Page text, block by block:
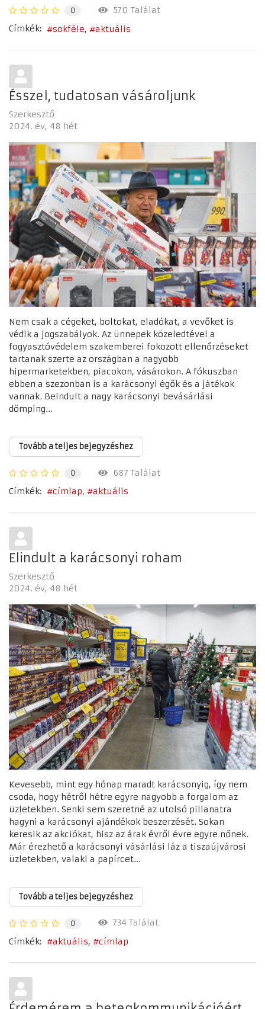
0
570 Találat
Címkék:
sokféle aktuális
Ésszel, tudatosan vásároljunk
Szerkesztő
2024. év 48 hét
Nem csak a cégeket, boltokat, eladókat, a vevőket is
védik a jogszabályok. Az ünnepek közeledtével a
fogyasztóvédelem szakemberei fokozott ellenőrzéseket
tartanak szerte az országban a nagyobb
hipermarketekben, piacokon, vásárokon. A fókuszban
ebben a szezonban is a karácsonyi égők és a játékok
vannak. Beindult a nagy karácsonyi bevásárlási
dömping...
Tovább a teljes bejegyzéshez
0
687 Találat
Címkék:
címlap aktuális
Elindult a karácsonyi roham
Szerkesztő
2024. év 48 hét
Kevesebb, mint egy hónap maradt karácsonyig, így nem
csoda, hogy hétről hétre egyre nagyobb a forgalom az
üzletekben. Senki sem szeretné az utolsó pillanatra
hagyni a karácsonyi ajándékok beszerzését. Sokan
keresik az akciókat, hisz az árak évről évre egyre nőnek.
Már érezhető a karácsonyi vásárlási láz a tiszaújvárosi
üzletekben, valaki a papírcet...
Tovább a teljes bejegyzéshez
0
734 Találat
Címkék:
aktuális címlap